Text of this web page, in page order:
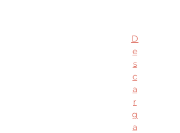
D
e
s
c
a
r
g
a